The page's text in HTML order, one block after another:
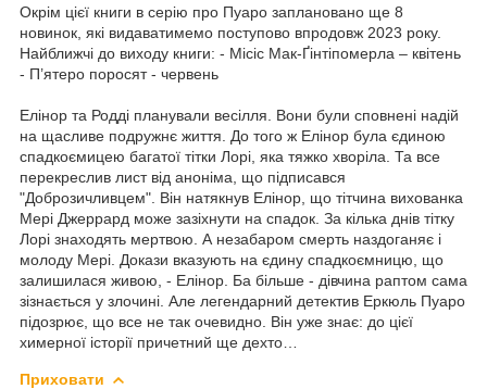
Окрім цієї книги в серію про Пуаро заплановано ще 8
новинок, які видаватимемо поступово впродовж 2023 року.
Найближчі до виходу книги: - Місіс Мак-Ґінтіпомерла – квітень
- П’ятеро поросят - червень
Елінор та Родді планували весілля. Вони були сповнені надій
на щасливе подружнє життя. До того ж Елінор була єдиною
спадкоємицею багатої тітки Лорі, яка тяжко хворіла. Та все
перекреслив лист від аноніма, що підписався
"Доброзичливцем". Він натякнув Елінор, що тітчина вихованка
Мері Джеррард може зазіхнути на спадок. За кілька днів тітку
Лорі знаходять мертвою. А незабаром смерть наздоганяє і
молоду Мері. Докази вказують на єдину спадкоємницю, що
залишилася живою, - Елінор. Ба більше - дівчина раптом сама
зізнається у злочині. Але легендарний детектив Еркюль Пуаро
підозрює, що все не так очевидно. Він уже знає: до цієї
химерної історії причетний ще дехто…
Приховати